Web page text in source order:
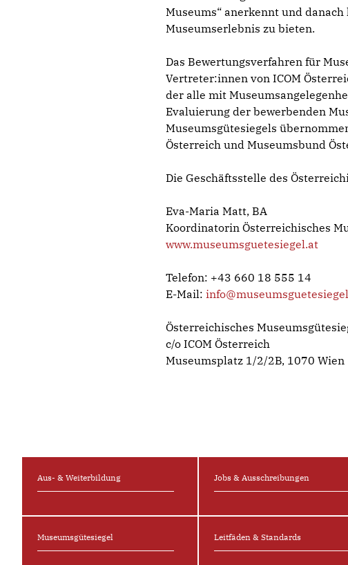
Museums“ anerkennt und
Museumserlebnis zu bieten.
Das Bewertungsverfahren für
Vertreter:innen von ICOM
der alle mit
Evaluierung der bewerbenden
Museumsgütesiegels
Österreich und Museumsbund
Die Geschäftsstelle des
Eva-Maria Matt, BA
Koordinatorin Österreichisches
www.museumsguetesiegel.at
Telefon: +43 660 18 555 14
E-Mail:
Österreichisches
c/o ICOM Österreich
Museumsplatz 1/2/2B, 1070 Wien
Aus- & Weiterbildung Jobs & Ausschreibungen
Museums­gütesiegel Leitfäden & Standards